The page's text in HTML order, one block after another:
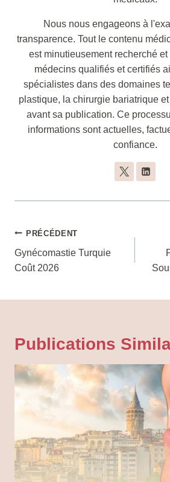
Nous nous engageons à
transparence. Tout le contenu
est minutieusement recherché
médecins qualifiés et certifiés
spécialistes dans des domaines
plastique, la chirurgie bariatrique
avant sa publication. Ce
informations sont actuelles,
confiance.
Navigation
De
PRÉCÉDENT
Gynécomastie Turquie
Coût 2026
Publications